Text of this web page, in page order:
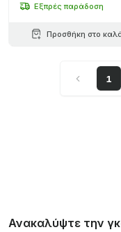
Εξπρές παράδοση
Προσθήκη στο
1
Ανακαλύψτε την